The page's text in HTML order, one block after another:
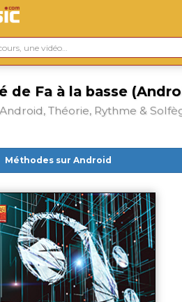
de Fa à la basse
Théorie, Rythme &
Méthodes sur Android